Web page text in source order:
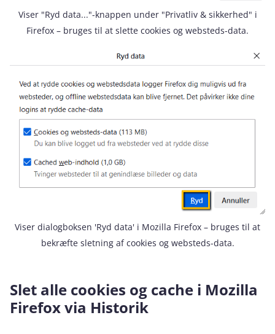
Viser "Ryd data..."-knappen under "Privatliv & sikkerhed" i
Firefox – bruges til at slette cookies og websteds-data.
Viser dialogboksen 'Ryd data' i Mozilla Firefox – bruges til at
bekræfte sletning af cookies og websteds-data.
Slet alle cookies og cache i Mozilla
Firefox via Historik